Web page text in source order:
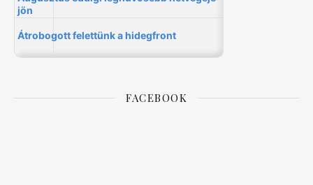
FACEBOOK